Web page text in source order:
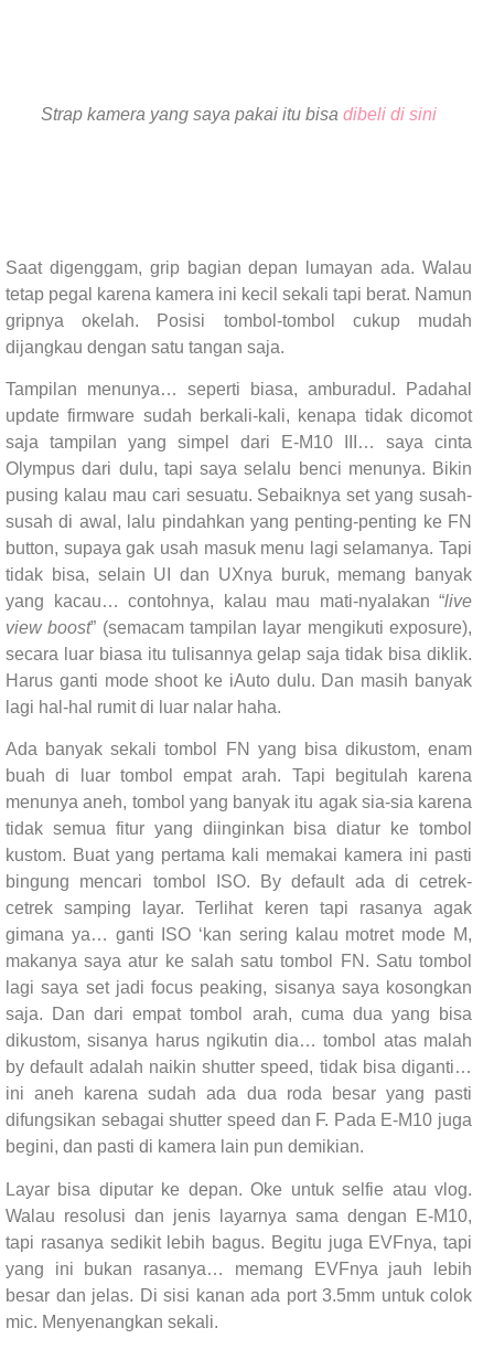
Strap kamera yang saya pakai itu bisa dibeli di sini
Saat digenggam, grip bagian depan lumayan ada. Walau
tetap pegal karena kamera ini kecil sekali tapi berat. Namun
gripnya okelah. Posisi tombol-tombol cukup mudah
dijangkau dengan satu tangan saja.
Tampilan menunya… seperti biasa, amburadul. Padahal
update firmware sudah berkali-kali, kenapa tidak dicomot
saja tampilan yang simpel dari E-M10 III… saya cinta
Olympus dari dulu, tapi saya selalu benci menunya. Bikin
pusing kalau mau cari sesuatu. Sebaiknya set yang susah-
susah di awal, lalu pindahkan yang penting-penting ke FN
button, supaya gak usah masuk menu lagi selamanya. Tapi
tidak bisa, selain UI dan UXnya buruk, memang banyak
yang kacau… contohnya, kalau mau mati-nyalakan “live
view boost” (semacam tampilan layar mengikuti exposure),
secara luar biasa itu tulisannya gelap saja tidak bisa diklik.
Harus ganti mode shoot ke iAuto dulu. Dan masih banyak
lagi hal-hal rumit di luar nalar haha.
Ada banyak sekali tombol FN yang bisa dikustom, enam
buah di luar tombol empat arah. Tapi begitulah karena
menunya aneh, tombol yang banyak itu agak sia-sia karena
tidak semua fitur yang diinginkan bisa diatur ke tombol
kustom. Buat yang pertama kali memakai kamera ini pasti
bingung mencari tombol ISO. By default ada di cetrek-
cetrek samping layar. Terlihat keren tapi rasanya agak
gimana ya… ganti ISO ‘kan sering kalau motret mode M,
makanya saya atur ke salah satu tombol FN. Satu tombol
lagi saya set jadi focus peaking, sisanya saya kosongkan
saja. Dan dari empat tombol arah, cuma dua yang bisa
dikustom, sisanya harus ngikutin dia… tombol atas malah
by default adalah naikin shutter speed, tidak bisa diganti…
ini aneh karena sudah ada dua roda besar yang pasti
difungsikan sebagai shutter speed dan F. Pada E-M10 juga
begini, dan pasti di kamera lain pun demikian.
Layar bisa diputar ke depan. Oke untuk selfie atau vlog.
Walau resolusi dan jenis layarnya sama dengan E-M10,
tapi rasanya sedikit lebih bagus. Begitu juga EVFnya, tapi
yang ini bukan rasanya… memang EVFnya jauh lebih
besar dan jelas. Di sisi kanan ada port 3.5mm untuk colok
mic. Menyenangkan sekali.